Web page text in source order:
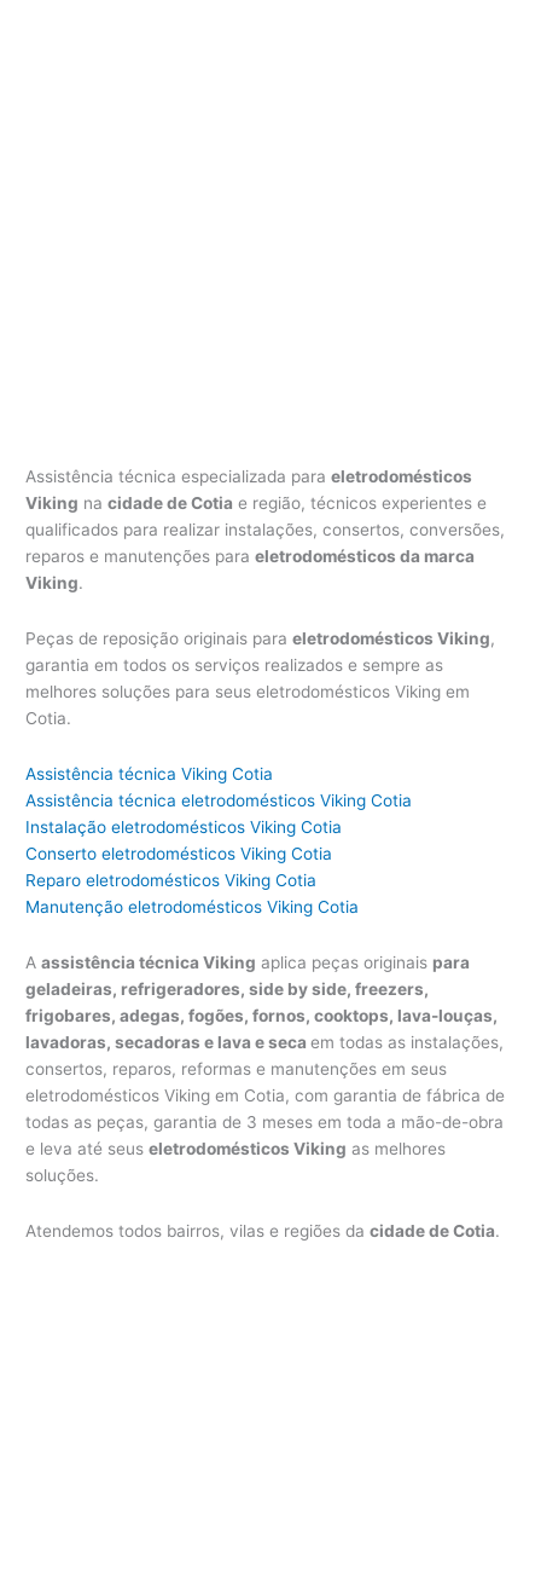
Assistência técnica especializada paraeletrodomésticos
Viking nacidade de Cotia e região, técnicos experientes e
qualificados para realizar instalações, consertos, conversões,
reparos e manutenções paraeletrodomésticos da marca
Viking.
Peças de reposição originais paraeletrodomésticos Viking,
garantia em todos os serviços realizados e sempre as
melhores soluções para seus eletrodomésticos Viking em
Cotia.
Assistência técnica Viking Cotia
Assistência técnica eletrodomésticos Viking Cotia
Instalação eletrodomésticos Viking Cotia
Conserto eletrodomésticos Viking Cotia
Reparo eletrodomésticos Viking Cotia
Manutenção eletrodomésticos Viking Cotia
Aassistência técnica Viking aplica peças originais para
geladeiras, refrigeradores, side by side, freezers,
frigobares, adegas, fogões, fornos, cooktops, lava-louças,
lavadoras, secadoras e lava e secaem todas as instalações,
consertos, reparos, reformas e manutenções em seus
eletrodomésticos Viking em Cotia, com garantia de fábrica de
todas as peças, garantia de 3 meses em toda a mão-de-obra
e leva até seuseletrodomésticos Viking as melhores
soluções.
Atendemos todos bairros, vilas e regiões dacidade de Cotia.